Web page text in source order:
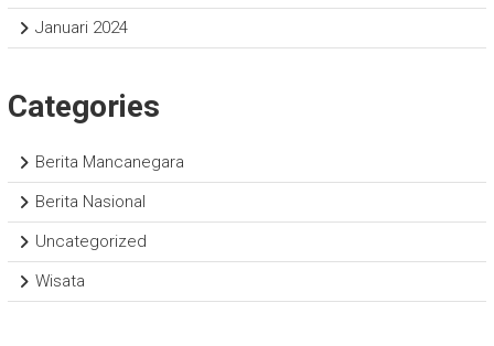
Januari 2024
Categories
Berita Mancanegara
Berita Nasional
Uncategorized
Wisata